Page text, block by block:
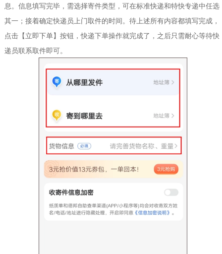
息。信息填写完毕，需选择寄件类型，可在标准快递和特快专递中任选
其一；接着确定快递员上门取件的时间。待上述所有内容都填写完成，
点击【立即下单】按钮，快递下单操作就完成了，之后只需耐心等待快
递员联系取件即可。